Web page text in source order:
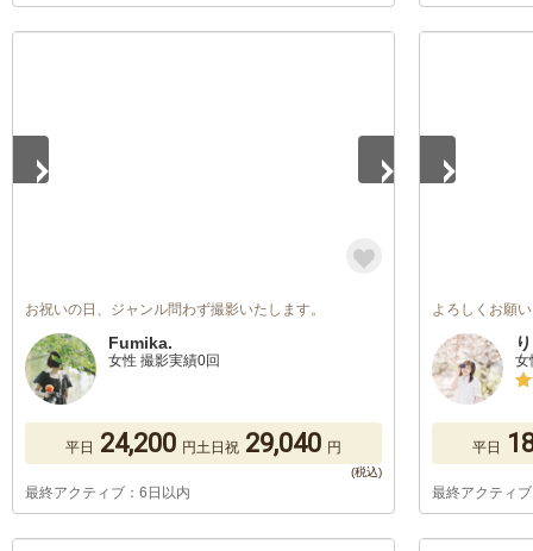
お祝いの日、ジャンル問わず撮影いたします。
Fumika.
女性 撮影実績0回
平日 24,200 円土日祝 29,040 円
最終アクティブ：6日以内
よろしくお願
女
平日
最終アクティ